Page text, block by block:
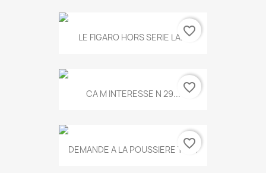
LE FIGARO HORS SERIE LA...favorite_border
CA M INTERESSE N 29... favorite_border
DEMANDE A LA POUSSIERE T.778
favorite_border